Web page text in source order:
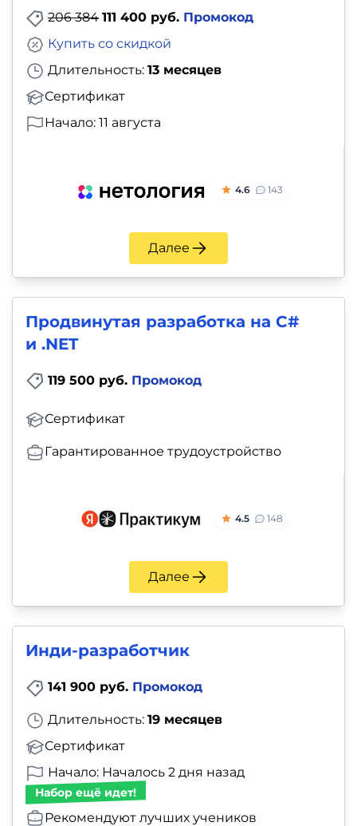
206 384 111 400 руб. Промокод
Длительность: 13 месяцев
Сертификат
Купить со скидкой
Начало: 11 августа
4.6 143
Далее
Продвинутая разработка на C#
и .NET
119 500 руб. Промокод
Сертификат
Гарантированное трудоустройство
4.5 148
Далее
Инди-разработчик
141 900 руб. Промокод
Длительность: 19 месяцев
Сертификат
Начало: Началось 2 дня назад
Набор ещё идет!
Рекомендуют лучших учеников
Репетиторы
Тесты
на
профориентацию